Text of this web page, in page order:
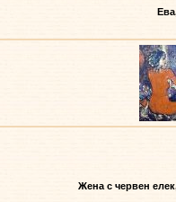
Жена с червен